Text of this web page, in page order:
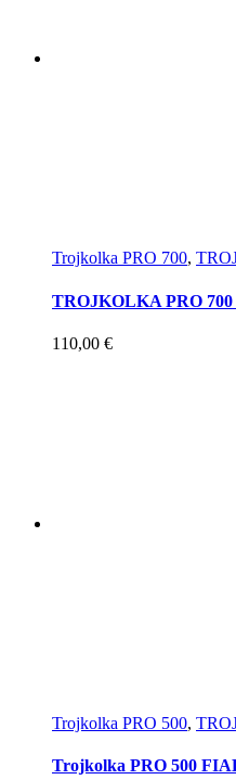
Trojkolka PRO 700,
TROJKOLKA PRO
110,00 €
Trojkolka PRO 500,
Trojkolka PRO 500